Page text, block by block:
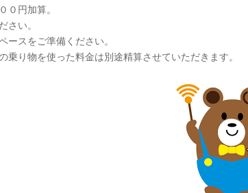
円加算。
い。
スをご準備ください。
り物を使った料金は別途精算させていただきます。